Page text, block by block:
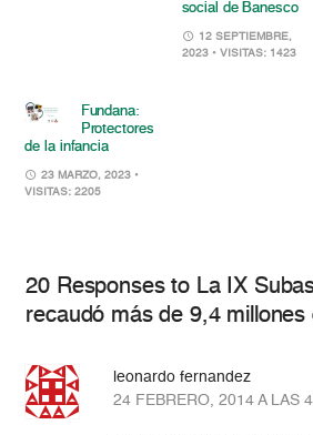
social de Banesco
12 SEPTIEMBRE,
2023 • VISITAS: 1423
Fundana:
Protectores
de la infancia
23 MARZO, 2023 •
VISITAS: 2205
20 Responses to La IX
recaudó más de 9,4 millones
leonardo fernandez
24 FEBRERO, 2014 A LAS